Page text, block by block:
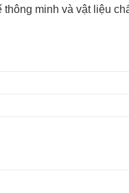
minh và vật liệu